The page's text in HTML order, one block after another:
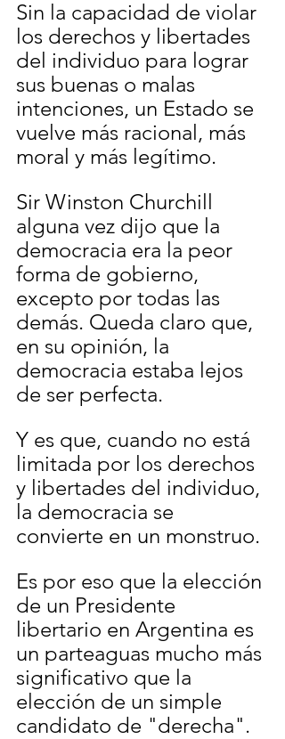
Sin la capacidad de violar
los derechos y libertades
del individuo para lograr
sus buenas o malas
intenciones, un Estado se
vuelve más racional, más
moral y más legítimo.
Sir Winston Churchill
alguna vez dijo que la
democracia era la peor
forma de gobierno,
excepto por todas las
demás. Queda claro que,
en su opinión, la
democracia estaba lejos
de ser perfecta.
Y es que, cuando no está
limitada por los derechos
y libertades del individuo,
la democracia se
convierte en un monstruo.
Es por eso que la elección
de un Presidente
libertario en Argentina es
un parteaguas mucho más
significativo que la
elección de un simple
candidato de "derecha".